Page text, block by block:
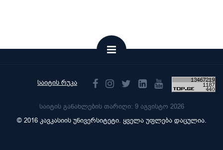
საიტის რუკა
საიტის განახლების თარიღი: 9 აგვისტო 2026
© 2016 კავკასიის უნივერსიტეტი. ყველა უფლება დაცულია.